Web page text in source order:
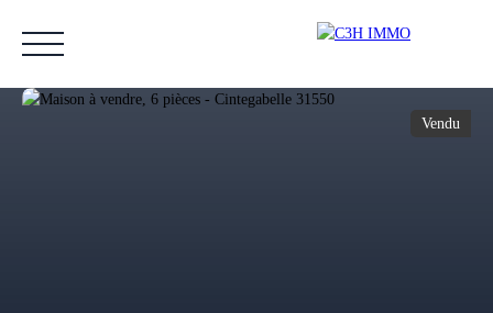
Vendu